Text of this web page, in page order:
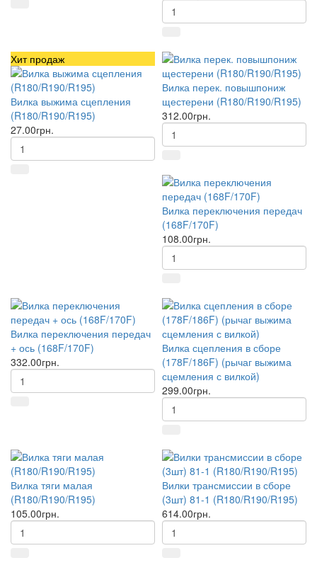
Хит продаж
Вилка выжима сцепления
(R180/R190/R195)
27.00грн.
Вилка перек. повышпониж
щестерени (R180/R190/R195)
312.00грн.
Вилка переключения передач
(168F/170F)
108.00грн.
Вилка переключения передач
+ ось (168F/170F)
332.00грн.
Вилка сцепления в сборе
(178F/186F) (рычаг выжима
сцемления с вилкой)
299.00грн.
Вилка тяги малая
(R180/R190/R195)
105.00грн.
Вилки трансмиссии в сборе
(3шт) 81-1 (R180/R190/R195)
614.00грн.